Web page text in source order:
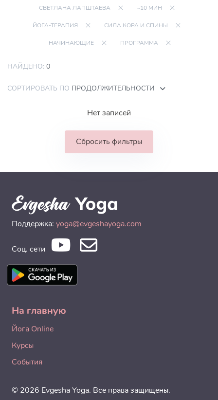
СВЕТЛАНА ЛАПШТАЕВА ~10 МИН
ЙОГА-ТЕРАПИЯ СИЛА КОРА И СПИНЫ
НАЧИНАЮЩИЕ ПРОГРАММА
НАЙДЕНО: 0
СОРТИРОВАТЬ ПО ПРОДОЛЖИТЕЛЬНОСТИ
Нет записей
Сбросить фильтры
Поддержка: yoga@evgeshayoga.com
Соц. сети
На главную
Йога Online
Курсы
События
© 2026 Evgesha Yoga. Все права защищены.